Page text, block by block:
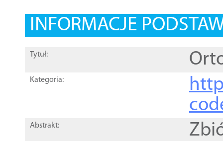
INFORMACJE
Tytuł:
Kategoria:
Abstrakt: